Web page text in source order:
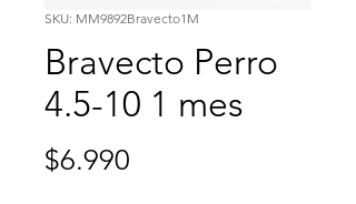
SKU: MM9892Bravecto1M
Bravecto Perro
4.5-10 1 mes
$6.990